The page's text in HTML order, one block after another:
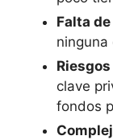
Falta
ninguna
clave
fondos